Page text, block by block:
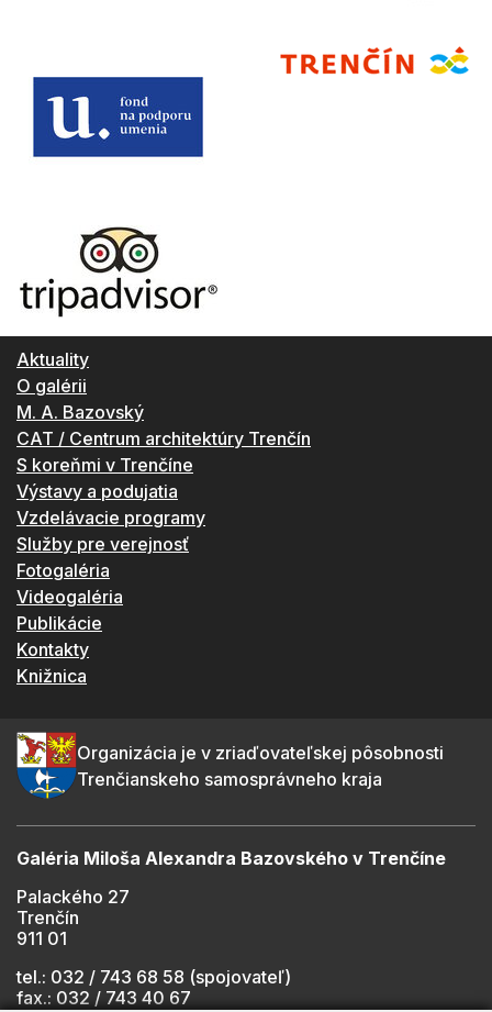
Aktuality
O galérii
M. A. Bazovský
CAT / Centrum architektúry Trenčín
S koreňmi v Trenčíne
Výstavy a podujatia
Vzdelávacie programy
Služby pre verejnosť
Fotogaléria
Videogaléria
Publikácie
Kontakty
Knižnica
Organizácia je v zriaďovateľskej pôsobnosti
Trenčianskeho samosprávneho kraja
Galéria Miloša Alexandra Bazovského v Trenčíne
Palackého 27
Trenčín
911 01
tel.: 032 / 743 68 58 (spojovateľ)
fax.: 032 / 743 40 67